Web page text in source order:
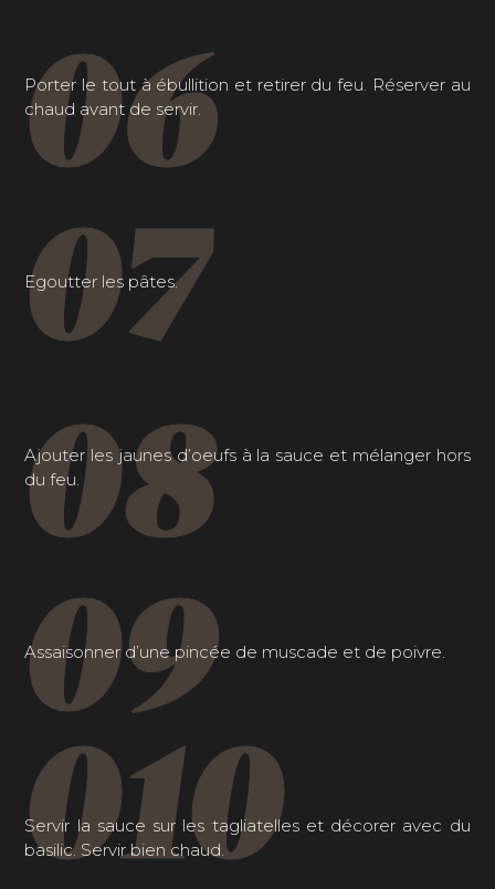
06
Porter le tout à ébullition et retirer du feu. Réserver au
chaud avant de servir.
07
Egoutter les pâtes.
08
Ajouter les jaunes d’oeufs à la sauce et mélanger hors
du feu.
09
Assaisonner d’une pincée de muscade et de poivre.
010
Servir la sauce sur les tagliatelles et décorer avec du
basilic. Servir bien chaud.